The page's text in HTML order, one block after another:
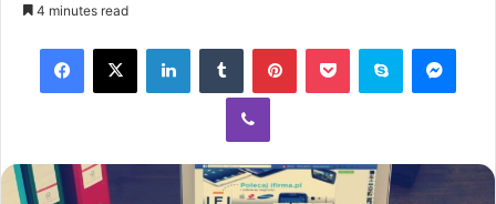
a
m
4 minutes read
Viber